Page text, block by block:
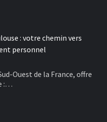
: votre chemin vers
personnel
Ouest de la France, offre
:…